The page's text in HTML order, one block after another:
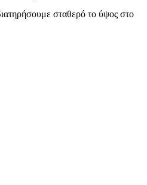
σταθερό το ύψος στο